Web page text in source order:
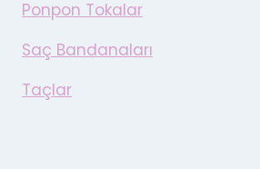
Ponpon Tokalar
Saç Bandanaları
Taçlar